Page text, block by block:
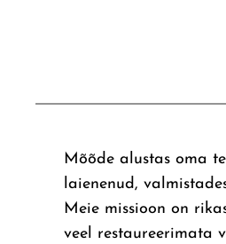
Mõõde alustas oma
laienenud,
Meie missioon on
veel restaureerimata